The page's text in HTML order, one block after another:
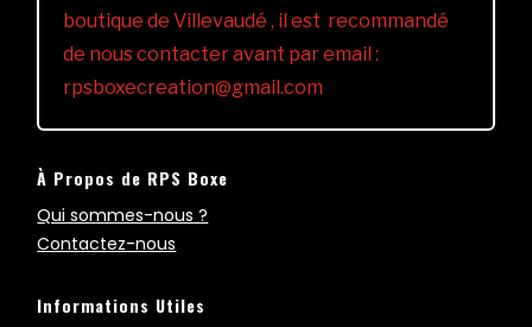
boutique de Villevaudé , il est recommandé
de nous contacter avant par email :
rpsboxecreation@gmail.com
À Propos de RPS Boxe
Qui sommes-nous ?
Contactez-nous
Informations Utiles